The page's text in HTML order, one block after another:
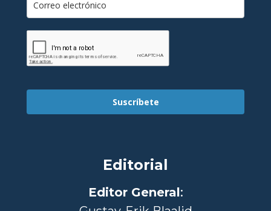
Suscríbete
Editorial
Editor General: